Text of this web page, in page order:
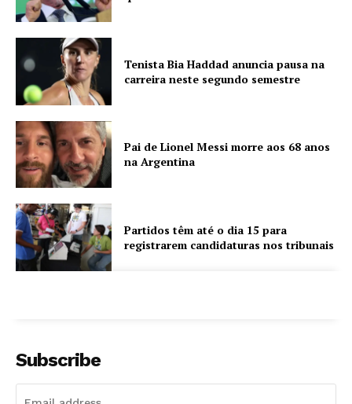
Tenista Bia Haddad anuncia pausa na
carreira neste segundo semestre
Pai de Lionel Messi morre aos 68 anos
na Argentina
Partidos têm até o dia 15 para
registrarem candidaturas nos tribunais
Subscribe